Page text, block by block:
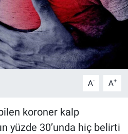
A- A+
koroner kalp
yüzde 30’unda hiç belirti